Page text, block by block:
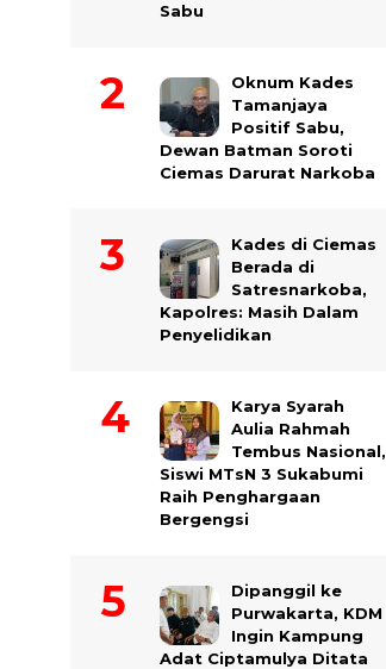
Sabu
Oknum Kades
Tamanjaya
Positif Sabu,
Dewan Batman Soroti
Ciemas Darurat Narkoba
Kades di Ciemas
Berada di
Satresnarkoba,
Kapolres: Masih Dalam
Penyelidikan
Karya Syarah
Aulia Rahmah
Tembus Nasional,
Siswi MTsN 3 Sukabumi
Raih Penghargaan
Bergengsi
Dipanggil ke
Purwakarta, KDM
Ingin Kampung
Adat Ciptamulya Ditata